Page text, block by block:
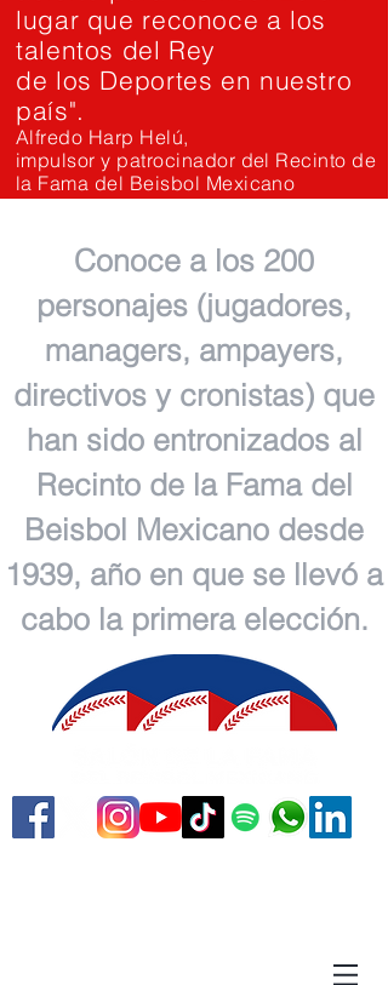
lugar que reconoce a los
talentos del Rey
de los Deportes en nuestro
país".
Alfredo Harp Helú,
impulsor y patrocinador del Recinto de
la Fama del Beisbol Mexicano
Conoce a los 200
personajes (jugadores,
managers, ampayers,
directivos y cronistas) que
han sido entronizados al
Recinto de la Fama del
Beisbol Mexicano desde
1939, año en que se llevó a
cabo la primera elección.